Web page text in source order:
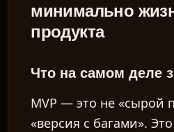
минимально
продукта
Что на самом деле
MVP — это не «сырой
«версия с багами».